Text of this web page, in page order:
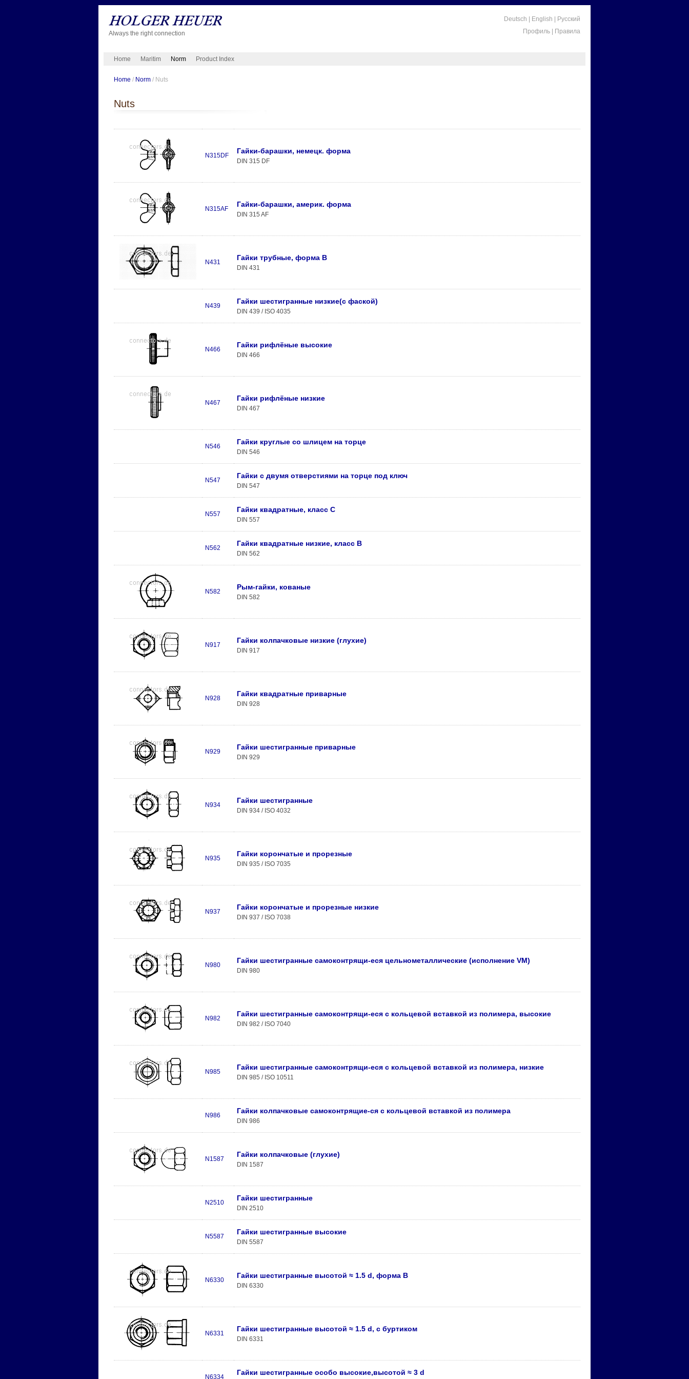
Always the right connection
Deutsch English
Русский
Профиль
Правила
Home Maritim Norm Product Index
Home / Norm/ Nuts
Nuts
N315DF
Гайки-барашки, немецк. форма
DIN 315 DF
N315AF
Гайки-барашки, америк. форма
DIN 315 AF
N431
Гайки трубные, форма В
DIN 431
N439
Гайки шестигранные низкие(с фаской)
DIN 439 / ISO 4035
N466
Гайки рифлёные высокие
DIN 466
N467
Гайки рифлёные низкие
DIN 467
N546
Гайки круглые со шлицем на торце
DIN 546
N547
Гайки с двумя отверстиями на торце под ключ
DIN 547
N557
Гайки квадратные, класс С
DIN 557
N562
Гайки квадратные низкие, класс В
DIN 562
N582
Рым-гайки, кованые
DIN 582
N917
Гайки колпачковые низкие (глухие)
DIN 917
N928
Гайки квадратные приварные
DIN 928
N929
Гайки шестигранные приварные
DIN 929
N934
Гайки шестигранные
DIN 934 / ISO 4032
N935
Гайки корончатые и прорезные
DIN 935 / ISO 7035
N937
Гайки корончатые и прорезные низкие
DIN 937 / ISO 7038
N980
Гайки шестигранные самоконтрящи-еся цельнометаллические (исполнение VM)
DIN 980
N982
Гайки шестигранные самоконтрящи-еся с кольцевой вставкой из полимера, высокие
DIN 982 / ISO 7040
N985
Гайки шестигранные самоконтрящи-еся с кольцевой вставкой из полимера, низкие
DIN 985 / ISO 10511
N986
Гайки колпачковые самоконтрящие-ся с кольцевой вставкой из полимера
DIN 986
N1587
Гайки колпачковые (глухие)
DIN 1587
N2510
Гайки шестигранные
DIN 2510
N5587
Гайки шестигранные высокие
DIN 5587
N6330
Гайки шестигранные высотой ≈ 1.5 d, форма В
DIN 6330
N6331
Гайки шестигранные высотой ≈ 1.5 d, с буртиком
DIN 6331
N6334
Гайки шестигранные особо высокие,высотой ≈ 3 d